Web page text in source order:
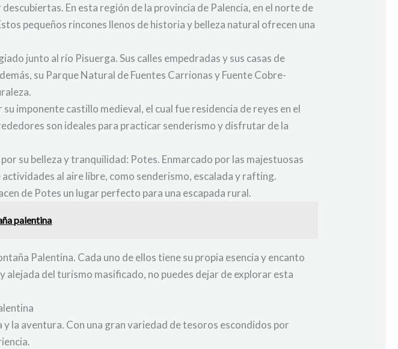
En esta región de la provincia de Palencia, en el norte de
pequeños rincones llenos de historia y belleza natural ofrecen una
junto al río Pisuerga. Sus calles empedradas y sus casas de
su Parque Natural de Fuentes Carrionas y Fuente Cobre-
imponente castillo medieval, el cual fue residencia de reyes en el
son ideales para practicar senderismo y disfrutar de la
su belleza y tranquilidad: Potes. Enmarcado por las majestuosas
al aire libre, como senderismo, escalada y rafting.
de Potes un lugar perfecto para una escapada rural.
palentina
Palentina. Cada uno de ellos tiene su propia esencia y encanto
alejada del turismo masificado, no puedes dejar de explorar esta
la aventura. Con una gran variedad de tesoros escondidos por